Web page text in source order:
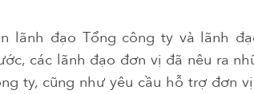
lãnh đạo Tổng công ty và lãnh
các lãnh đạo đơn vị đã nêu ra
ty, cũng như yêu cầu hỗ trợ đơn